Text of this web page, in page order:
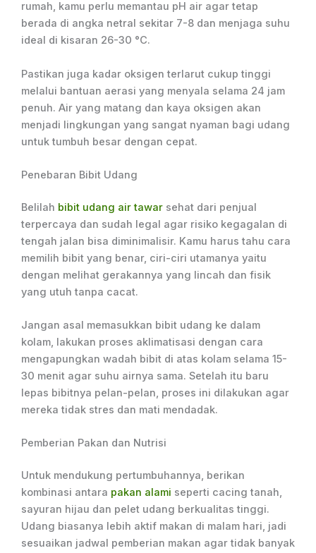
rumah, kamu perlu memantau pH air agar tetap
berada di angka netral sekitar 7-8 dan menjaga suhu
ideal di kisaran 26-30 °C.
Pastikan juga kadar oksigen terlarut cukup tinggi
melalui bantuan aerasi yang menyala selama 24 jam
penuh. Air yang matang dan kaya oksigen akan
menjadi lingkungan yang sangat nyaman bagi udang
untuk tumbuh besar dengan cepat.
Penebaran Bibit Udang
Belilah bibit udang air tawar sehat dari penjual
terpercaya dan sudah legal agar risiko kegagalan di
tengah jalan bisa diminimalisir. Kamu harus tahu cara
memilih bibit yang benar, ciri-ciri utamanya yaitu
dengan melihat gerakannya yang lincah dan fisik
yang utuh tanpa cacat.
Jangan asal memasukkan bibit udang ke dalam
kolam, lakukan proses aklimatisasi dengan cara
mengapungkan wadah bibit di atas kolam selama 15-
30 menit agar suhu airnya sama. Setelah itu baru
lepas bibitnya pelan-pelan, proses ini dilakukan agar
mereka tidak stres dan mati mendadak.
Pemberian Pakan dan Nutrisi
Untuk mendukung pertumbuhannya, berikan
kombinasi antara pakan alami seperti cacing tanah,
sayuran hijau dan pelet udang berkualitas tinggi.
Udang biasanya lebih aktif makan di malam hari, jadi
sesuaikan jadwal pemberian makan agar tidak banyak